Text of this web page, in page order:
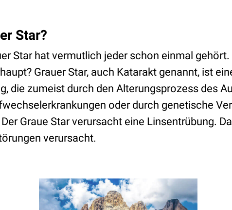
Star?
Star hat vermutlich jeder schon einmal
Grauer Star, auch Katarakt genannt, ist
die zumeist durch den Alterungsprozess des
oder durch genetische
Graue Star verursacht eine Linsentrübung.
verursacht.